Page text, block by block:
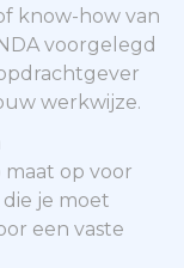
know-how van
voorgelegd
werkwijze.
op voor
die je moet
een vaste